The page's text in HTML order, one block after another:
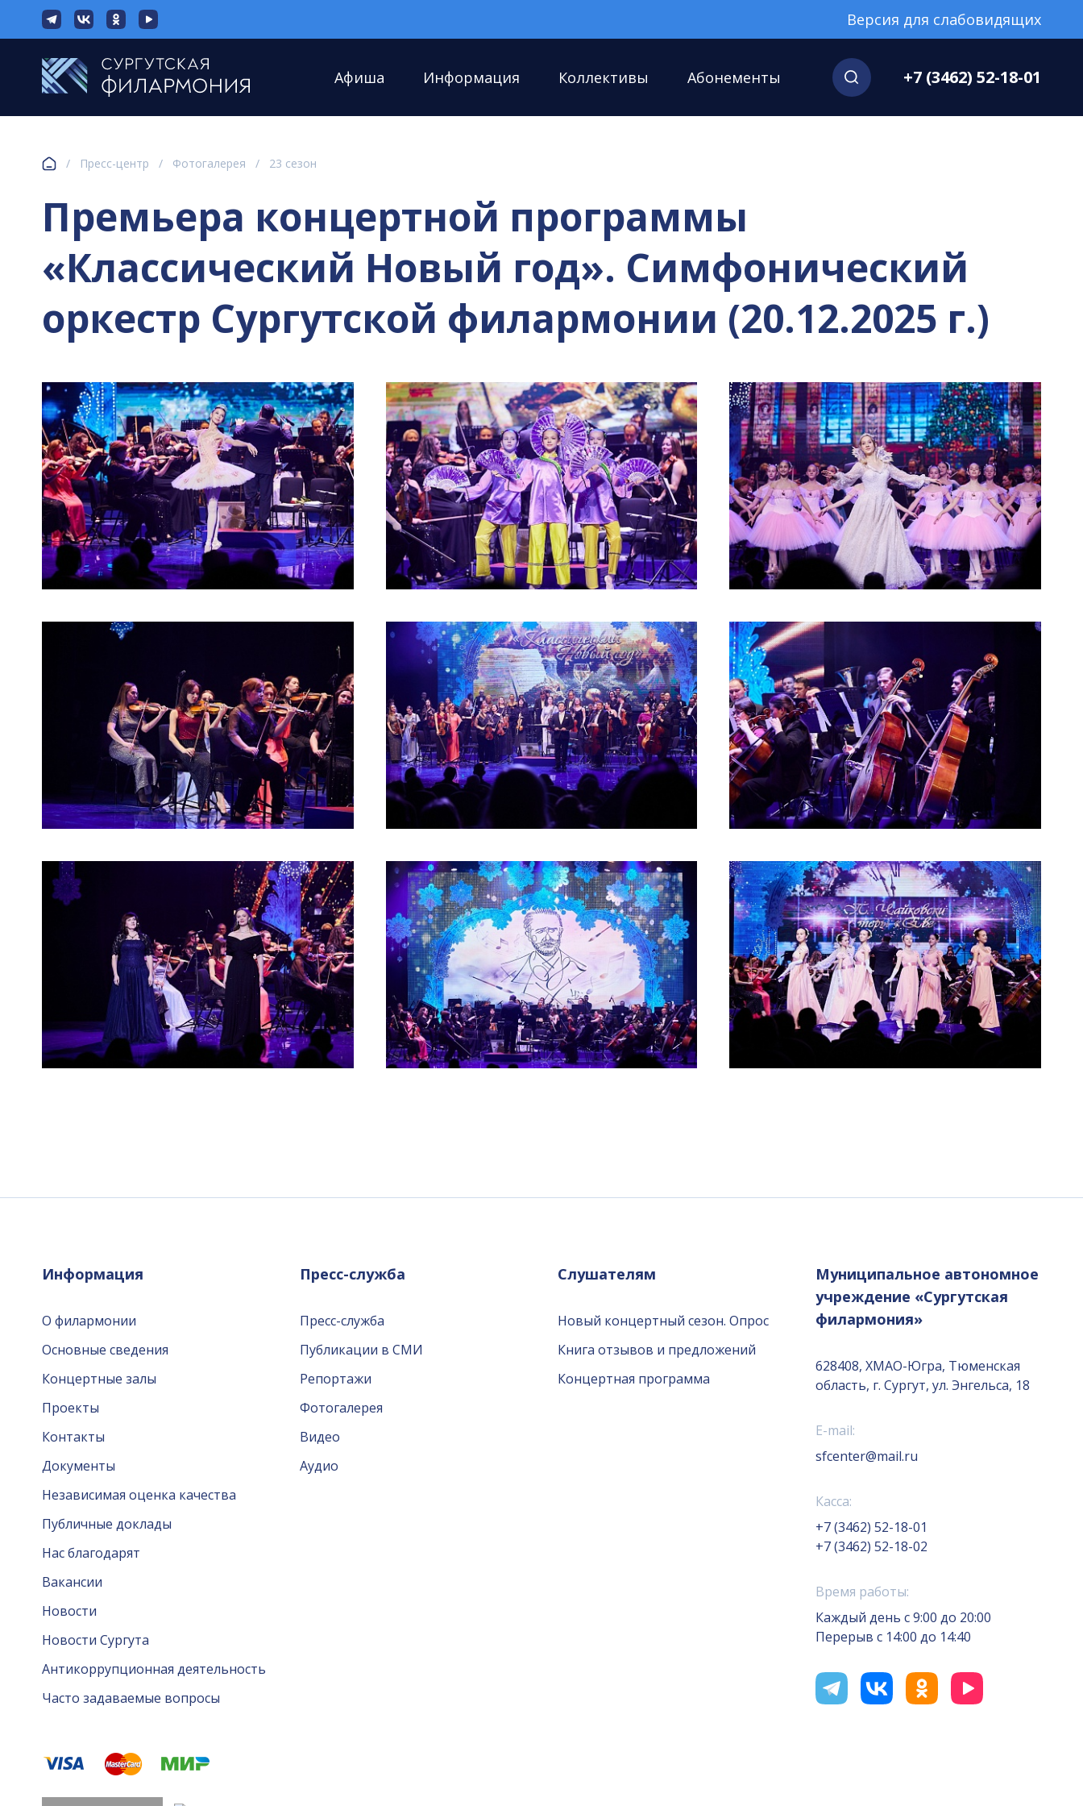
Версия для слабовидящих
Афиша Информация Коллективы Абонементы +7 (3462) 52-18-01
/ Пресс-центр / Фотогалерея / 23 сезон
Премьера концертной программы
«Классический Новый год». Симфонический
оркестр Сургутской филармонии (20.12.2025 г.)
Информация
О филармонии
Основные сведения
Концертные залы
Проекты
Контакты
Документы
Независимая оценка качества
Публичные доклады
Нас благодарят
Вакансии
Новости
Новости Сургута
Антикоррупционная деятельность
Часто задаваемые вопросы
Пресс-служба
Пресс-служба
Публикации в СМИ
Репортажи
Фотогалерея
Видео
Аудио
Слушателям
Новый концертный сезон. Опрос
Книга отзывов и предложений
Концертная программа
Муниципальное автономное
учреждение «Сургутская
филармония»
628408, ХМАО-Югра, Тюменская
область, г. Сургут, ул. Энгельса, 18
E-mail:
sfcenter@mail.ru
Касса:
+7 (3462) 52-18-01
+7 (3462) 52-18-02
Время работы:
Каждый день с 9:00 до 20:00
Перерыв с 14:00 до 14:40